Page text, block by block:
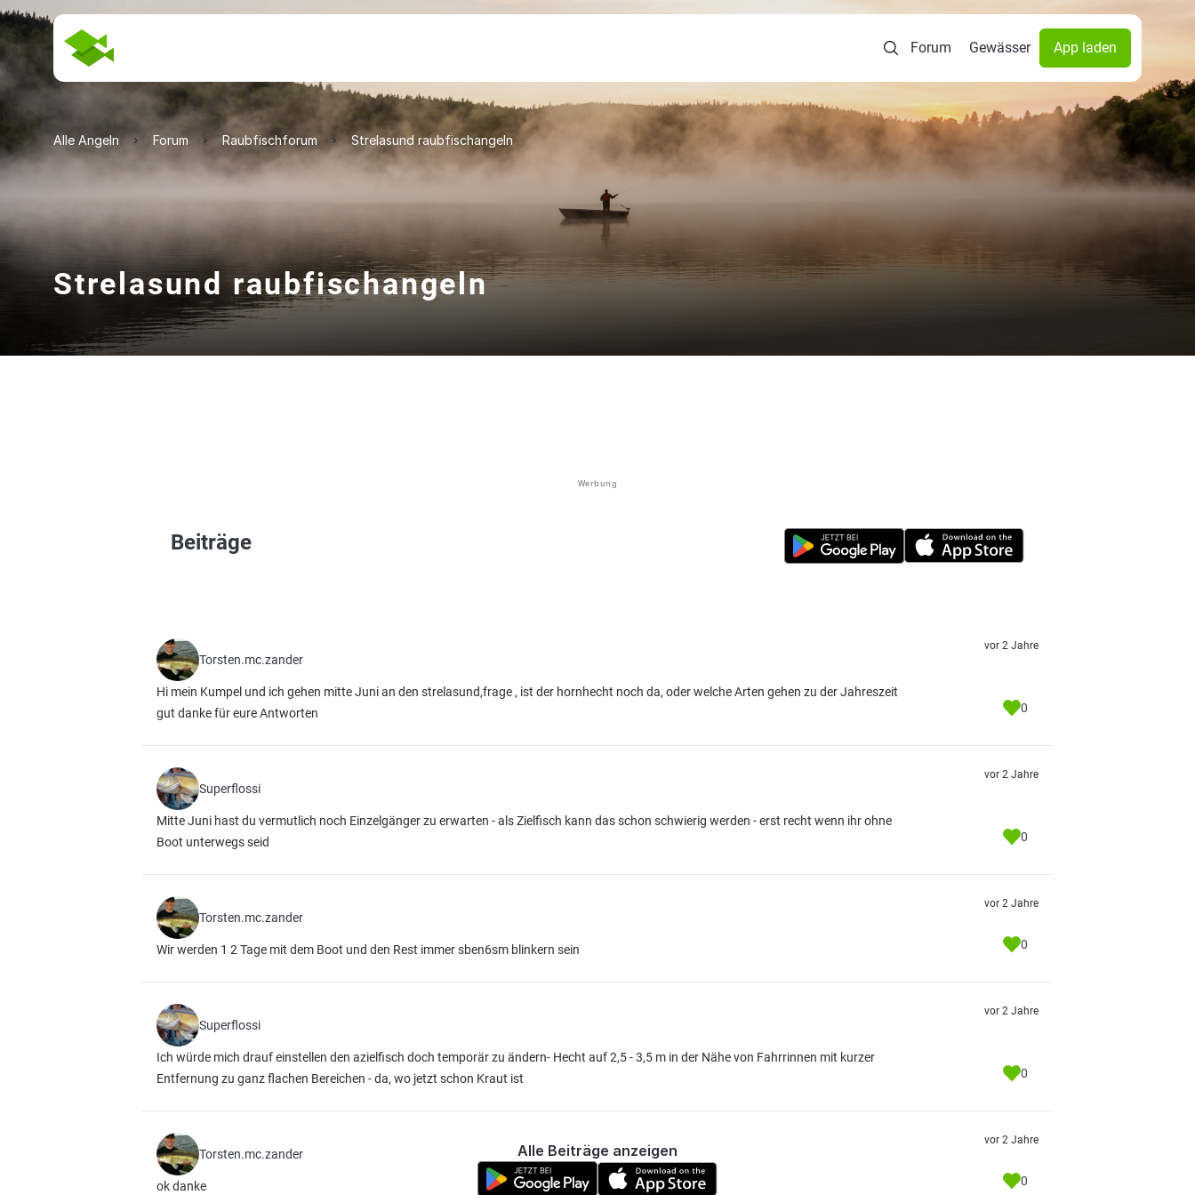
Forum Gewässer App laden
Alle Angeln Forum Raubfischforum Strelasund raubfischangeln
Strelasund raubfischangeln
Werbung
Beiträge
Torsten.mc.zander
Hi mein Kumpel und ich gehen mitte Juni an den strelasund,frage , ist der hornhecht noch da, oder welche Arten gehen zu der Jahreszeit
gut danke für eure Antworten
vor 2 Jahre
0
Superflossi
Mitte Juni hast du vermutlich noch Einzelgänger zu erwarten - als Zielfisch kann das schon schwierig werden - erst recht wenn ihr ohne
Boot unterwegs seid
vor 2 Jahre
0
Torsten.mc.zander
Wir werden 1 2 Tage mit dem Boot und den Rest immer sben6sm blinkern sein
vor 2 Jahre
0
Superflossi
Ich würde mich drauf einstellen den azielfisch doch temporär zu ändern- Hecht auf 2,5 - 3,5 m in der Nähe von Fahrrinnen mit kurzer
Entfernung zu ganz flachen Bereichen - da, wo jetzt schon Kraut ist
vor 2 Jahre
0
Torsten.mc.zander
ok danke
vor 2 Jahre
0
Alle Beiträge anzeigen